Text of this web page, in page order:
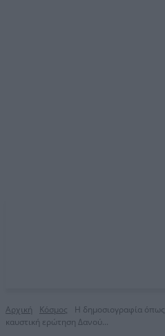
Αρχική Κόσμος
Η δημοσιογραφία όπως
καυστική ερώτηση Δανού...